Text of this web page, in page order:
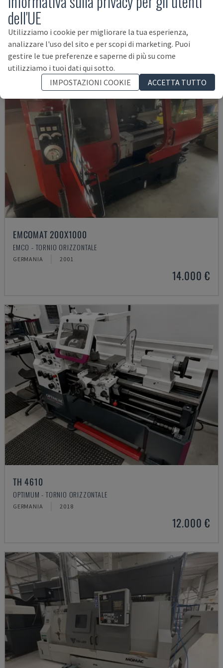
REPUBBLICA CECA 3.716 ORE
89.000 €
EMCOMAT 200X1000
EMCO - TORNIO ORIZZONTALE
GERMANIA 2001
14.000 €
TH 4610
OPTIMUM - TORNIO ORIZZONTALE
GERMANIA 2018
12.000 €
dell'UE
Utilizziamo i cookie per migliorare la tua esperienza,
analizzare l'uso del sito e per scopi di marketing. Puoi
gestire le tue preferenze e saperne di più su come
utilizziamo i tuoi dati qui sotto.
IMPOSTAZIONI COOKIE
ACCETTA TUTTO